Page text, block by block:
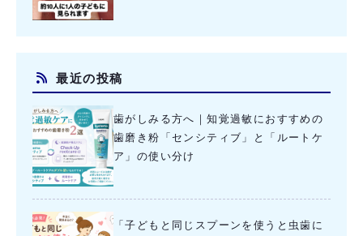
最近の投稿
歯がしみる方へ｜知覚過敏におすすめの
歯磨き粉「センシティブ」と「ルートケ
ア」の使い分け
「子どもと同じスプーンを使うと虫歯に